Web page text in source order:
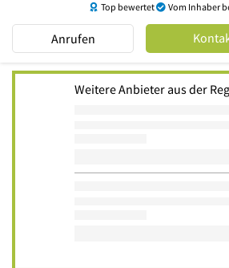
Top bewertet Vom Inhaber
Anrufen
Weitere Anbieter aus der